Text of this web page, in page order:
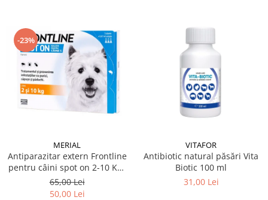
-23%
MERIAL
Antiparazitar extern Frontline
pentru câini spot on 2-10 KG,
1 pipetă
65,00 Lei
50,00 Lei
VITAFOR
Antibiotic natural păsări Vita
Biotic 100 ml
31,00 Lei